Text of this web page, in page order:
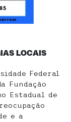
LOCAIS
Federal
Fundação
Estadual de
e a